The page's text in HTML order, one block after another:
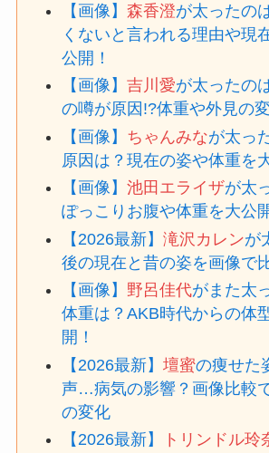
【画像】森香澄が太ったの
くないと言われる理由や現
公開！
【画像】吉川愛が太ったの
の噂が原因!?体重や外見の
【画像】 ちゃんみなが太っ
原因は？現在の姿や体重を
【画像】池田エライザが太
ぽっこりお腹や体重を大公
【2026最新】滝沢カレンが
後の現在と昔の姿を画像で
【画像】 野呂佳代がまた太
体重は？AKB時代からの体
開！
【2026最新】壇蜜の痩せた
声…病気の影響？画像比較
の変化
【2026最新】
トリンドル玲